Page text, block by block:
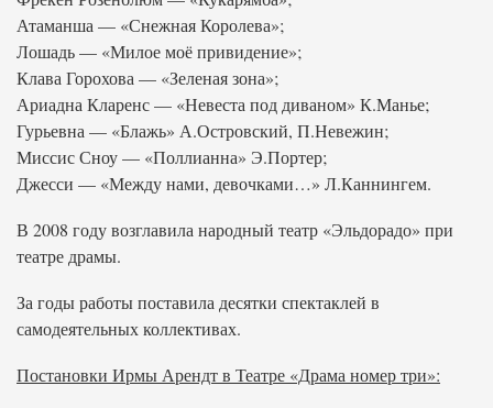
Атаманша — «Снежная Королева»;
Лошадь — «Милое моё привидение»;
Клава Горохова — «Зеленая зона»;
Ариадна Кларенс — «Невеста под диваном» К.Манье;
Гурьевна — «Блажь» А.Островский, П.Невежин;
Миссис Сноу — «Поллианна» Э.Портер;
Джесси — «Между нами, девочками…» Л.Каннингем.
В 2008 году возглавила народный театр «Эльдорадо» при
театре драмы.
За годы работы поставила десятки спектаклей в
самодеятельных коллективах.
Постановки Ирмы Арендт в Театре «Драма номер три»: